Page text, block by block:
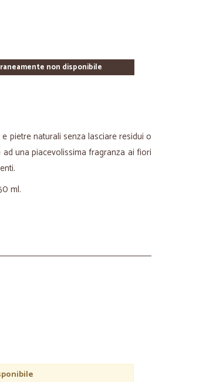
non disponibile
pietre naturali senza lasciare residui o
una piacevolissima fragranza ai fiori
ml.